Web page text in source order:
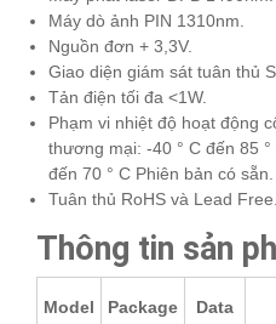
Máy dò ảnh PIN 1310nm.
Nguồn đơn + 3,3V.
Giao diện giám sát tuân thủ
Tản điện tối đa <1W.
Phạm vi nhiệt độ hoạt động
thương mại: -40 ° C đến 85
đến 70 ° C Phiên bản có sẵn.
Tuân thủ RoHS và Lead Free.
Thông tin sản
Model
Package
Data